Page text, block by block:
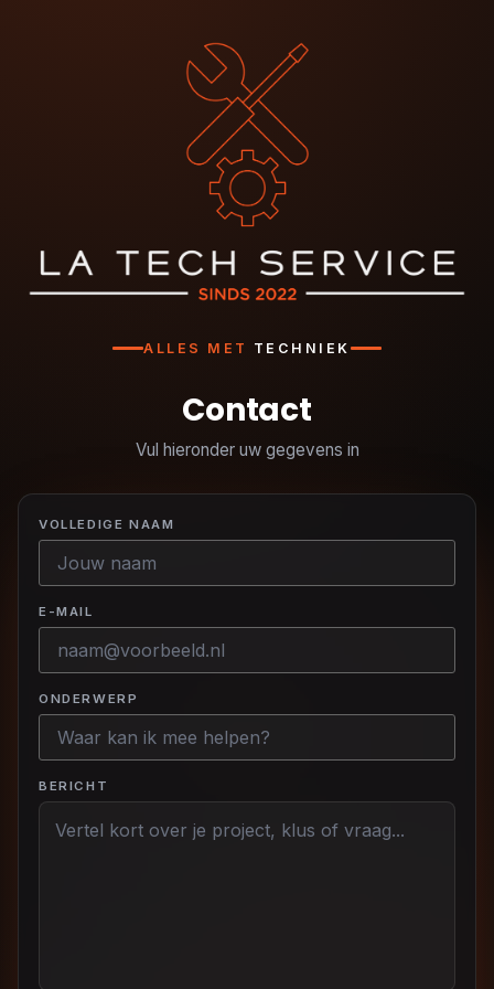
ALLES MET TECHNIEK
Contact
Vul hieronder uw gegevens in
VOLLEDIGE NAAM
E-MAIL
ONDERWERP
BERICHT